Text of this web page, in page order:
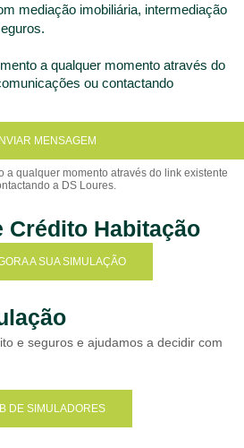
mediação imobiliária, intermediação
a qualquer momento através do
ou contactando
MENSAGEM
Crédito Habitação
A SUA SIMULAÇÃO
e seguros e ajudamos a decidir com
DE SIMULADORES